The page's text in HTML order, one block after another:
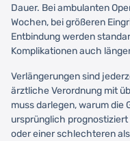
Dauer. Bei ambulanten
Wochen, bei größeren
Entbindung werden
Komplikationen auch
Verlängerungen sind
ärztliche Verordnung mit
muss darlegen, warum die
ursprünglich
oder einer schlechteren